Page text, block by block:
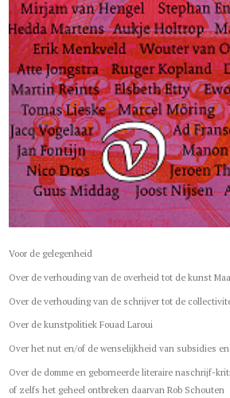
Voor de gelegenheid
Over de verhouding van de overheid tot de kunst
Over de verhouding van de schrijver tot de
Over de kunstpolitiek Fouad Laroui
Over het nut en/of de wenselijkheid van subsidies
Over de domme en geborneerde literaire naschrijf-
of zelfs het geheel ontbreken daarvan Rob Schouten